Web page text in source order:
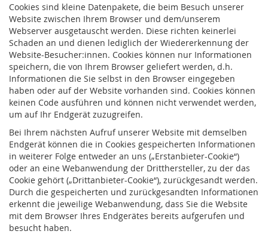
Cookies sind kleine Datenpakete, die beim Besuch unserer
Website zwischen Ihrem Browser und dem/unserem
Webserver ausgetauscht werden. Diese richten keinerlei
Schaden an und dienen lediglich der Wiedererkennung der
Website-Besucher:innen. Cookies können nur Informationen
speichern, die von Ihrem Browser geliefert werden, d.h.
Informationen die Sie selbst in den Browser eingegeben
haben oder auf der Website vorhanden sind. Cookies können
keinen Code ausführen und können nicht verwendet werden,
um auf Ihr Endgerät zuzugreifen.
Bei Ihrem nächsten Aufruf unserer Website mit demselben
Endgerät können die in Cookies gespeicherten Informationen
in weiterer Folge entweder an uns („Erstanbieter-Cookie“)
oder an eine Webanwendung der Dritthersteller, zu der das
Cookie gehört („Drittanbieter-Cookie“), zurückgesandt werden.
Durch die gespeicherten und zurückgesandten Informationen
erkennt die jeweilige Webanwendung, dass Sie die Website
mit dem Browser Ihres Endgerätes bereits aufgerufen und
besucht haben.